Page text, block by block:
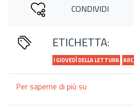
CONDIVIDI
ETICHETTA:
I GIOVEDÌ DELLA LETTURA
Per saperne di più su